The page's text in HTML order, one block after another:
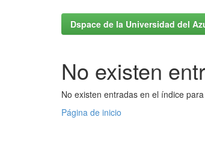
Dspace de la Universidad del
No existen
No existen entradas en el índice
Página de inicio